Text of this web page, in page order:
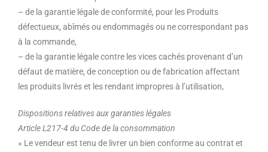
– de la garantie légale de conformité, pour les Produits
défectueux, abîmés ou endommagés ou ne correspondant pas
à la commande,
– de la garantie légale contre les vices cachés provenant d’un
défaut de matière, de conception ou de fabrication affectant
les produits livrés et les rendant impropres à l’utilisation,
Dispositions relatives aux garanties légales
Article L217-4 du Code de la consommation
« Le vendeur est tenu de livrer un bien conforme au contrat et